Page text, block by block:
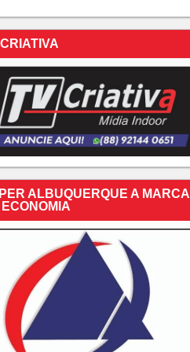
ALBUQUERQUE A MARCA
ECONOMIA